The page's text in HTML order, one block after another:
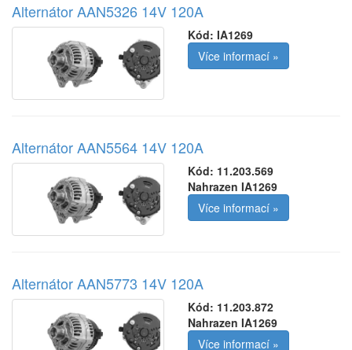
Alternátor AAN5326 14V 120A
Kód: IA1269
Více informací »
Alternátor AAN5564 14V 120A
Kód: 11.203.569
Nahrazen IA1269
Více informací »
Alternátor AAN5773 14V 120A
Kód: 11.203.872
Nahrazen IA1269
Více informací »